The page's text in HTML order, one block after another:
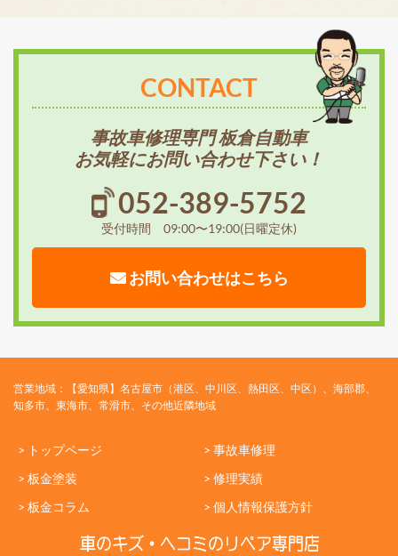
CONTACT
事故車修理専門 板倉自動車
お気軽にお問い合わせ下さい！
052-389-5752
受付時間 09:00〜19:00(日曜定休)
お問い合わせはこちら
営業地域：【愛知県】名古屋市（港区、中川区、熱田区、中区）、海部郡、
知多市、東海市、常滑市、その他近隣地域
> トップページ
> 事故車修理
> 板金塗装
> 修理実績
> 板金コラム
> 個人情報保護方針